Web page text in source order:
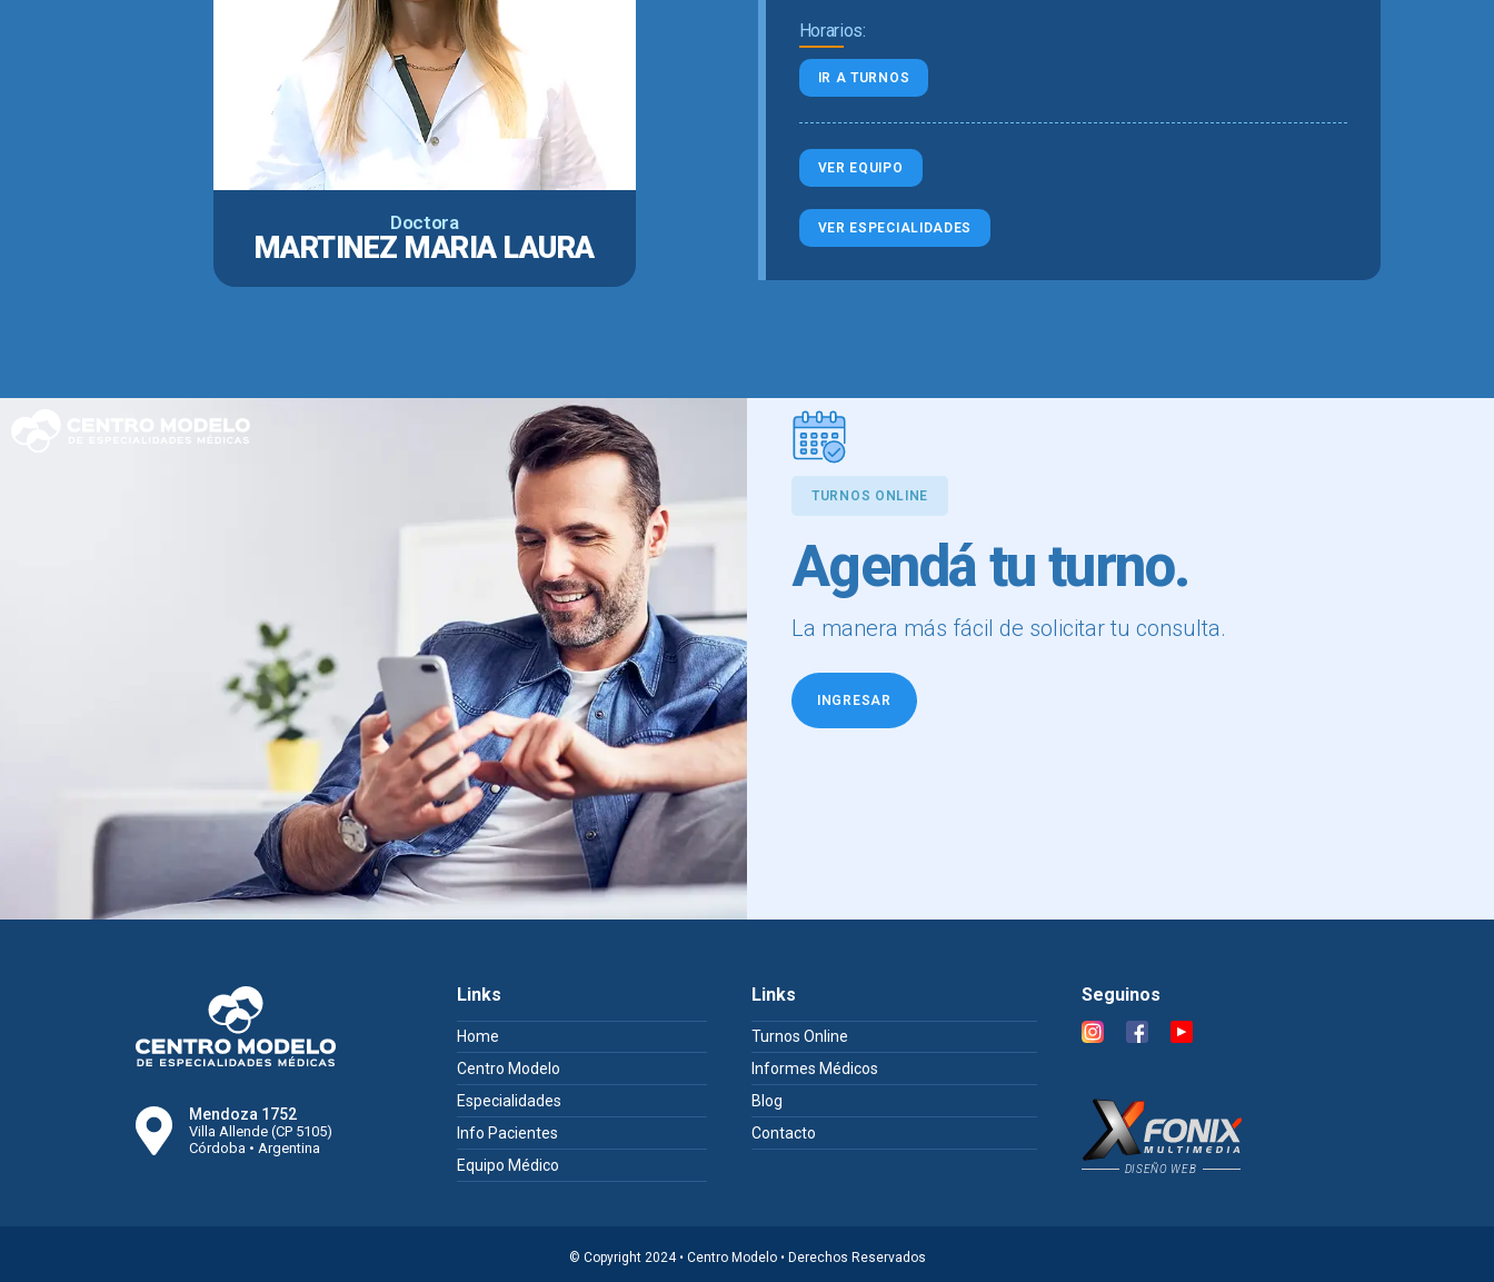
Doctora
MARTINEZ MARIA LAURA
Horarios:
IR A TURNOS
VER EQUIPO
VER ESPECIALIDADES
TURNOS ONLINE
Agendá tu turno.
La manera más fácil de solicitar tu consulta.
INGRESAR
Mendoza 1752
Villa Allende (CP 5105)
Córdoba • Argentina
Links
Home
Centro Modelo
Especialidades
Info Pacientes
Equipo Médico
Links
Turnos Online
Informes Médicos
Blog
Contacto
Seguinos
DISEÑO WEB
© Copyright 2024 • Centro Modelo • Derechos Reservados